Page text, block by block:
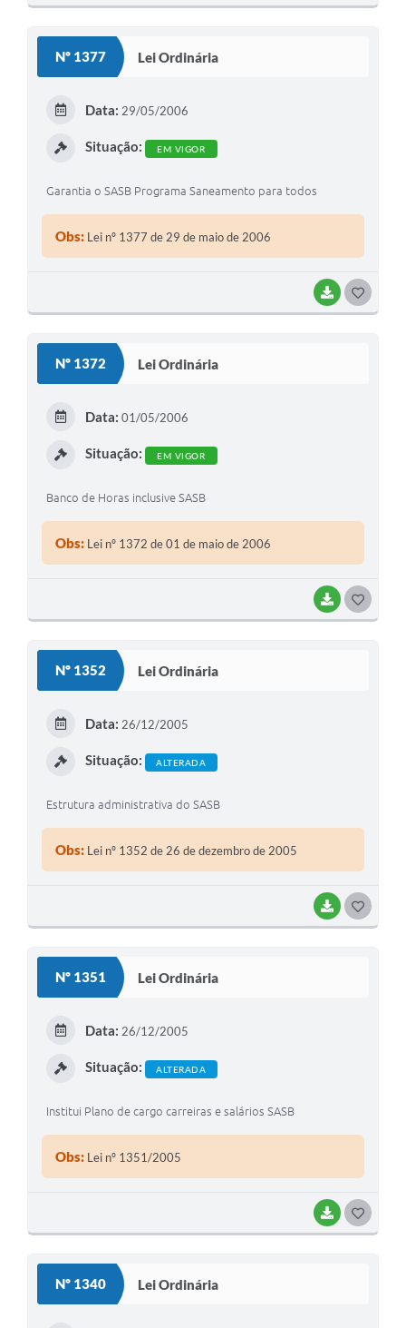
Nº 1377 Lei Ordinária
BAIXAR
Data: 29/05/2006
Situação: EM VIGOR
Garantia o SASB Programa Saneamento para todos
Obs: Lei nº 1377 de 29 de maio de 2006
Nº 1372 Lei Ordinária
BAIXAR
Data: 01/05/2006
Situação: EM VIGOR
Banco de Horas inclusive SASB
Obs: Lei nº 1372 de 01 de maio de 2006
Nº 1352 Lei Ordinária
BAIXAR
Data: 26/12/2005
Situação: ALTERADA
Estrutura administrativa do SASB
Obs: Lei nº 1352 de 26 de dezembro de 2005
Nº 1351 Lei Ordinária
BAIXAR
Data: 26/12/2005
Situação: ALTERADA
Institui Plano de cargo carreiras e salários SASB
Obs: Lei nº 1351/2005
Nº 1340 Lei Ordinária